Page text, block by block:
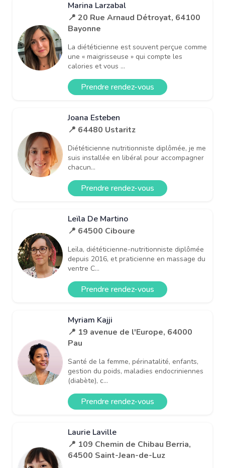
Marina Larzabal
📍 20 Rue Arnaud Détroyat, 64100
Bayonne
La diététicienne est souvent perçue comme
une « maigrisseuse » qui compte les
calories et vous ...
Prendre rendez-vous
Joana Esteben
📍 64480 Ustaritz
Diététicienne nutritionniste diplômée, je me
suis installée en libéral pour accompagner
chacun...
Prendre rendez-vous
Leïla De Martino
📍 64500 Ciboure
Leïla, diététicienne-nutritionniste diplômée
depuis 2016, et praticienne en massage du
ventre C...
Prendre rendez-vous
Myriam Kajji
📍 19 avenue de l'Europe, 64000
Pau
Santé de la femme, périnatalité, enfants,
gestion du poids, maladies endocriniennes
(diabète), c...
Prendre rendez-vous
Laurie Laville
📍 109 Chemin de Chibau Berria,
64500 Saint-Jean-de-Luz